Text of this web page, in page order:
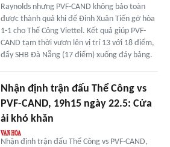
Raynolds nhưng PVF-CAND không bảo toàn
được thành quả khi để Đinh Xuân Tiến gỡ hòa
1-1 cho Thể Công Viettel. Kết quả giúp PVF-
CAND tạm thời vươn lên vị trí 13 với 18 điểm,
đẩy SHB Đà Nẵng (17 điểm) xuống đáy bảng.
Nhận định trận đấu Thể Công vs
PVF-CAND, 19h15 ngày 22.5: Cửa
ải khó khăn
Nhận định trận đấu Thể Công vs PVF-CAND,